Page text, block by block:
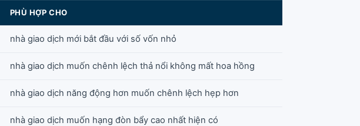
PHÙ HỢP CHO
nhà giao dịch mới bắt đầu với số vốn nhỏ
nhà giao dịch muốn chênh lệch thả nổi không mất hoa hồng
nhà giao dịch năng động hơn muốn chênh lệch hẹp hơn
nhà giao dịch muốn hạng đòn bẩy cao nhất hiện có